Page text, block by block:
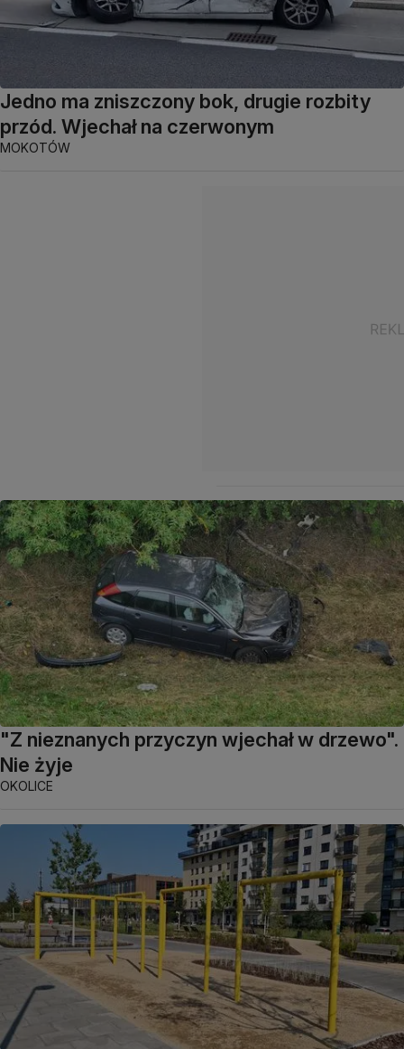
Jedno ma zniszczony bok, drugie rozbity
przód. Wjechał na czerwonym
MOKOTÓW
"Z nieznanych przyczyn wjechał w drzewo".
Nie żyje
OKOLICE